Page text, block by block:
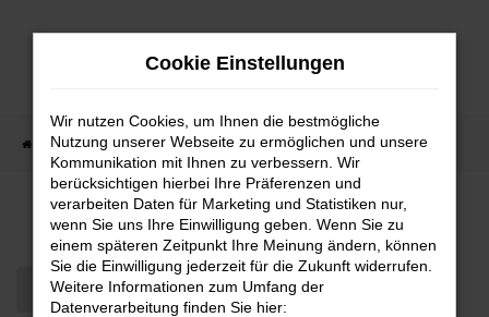
Zum
Startseite Fahrzeugangebote Fahrzeugsuche
Automobile zu Bestpreisen
Cookie Einstellungen
Wir nutzen Cookies, um Ihnen die bestmögliche
Nutzung unserer Webseite zu ermöglichen und unsere
Kommunikation mit Ihnen zu verbessern. Wir
berücksichtigen hierbei Ihre Präferenzen und
verarbeiten Daten für Marketing und Statistiken nur,
wenn Sie uns Ihre Einwilligung geben. Wenn Sie zu
einem späteren Zeitpunkt Ihre Meinung ändern, können
Sie die Einwilligung jederzeit für die Zukunft widerrufen.
Weitere Informationen zum Umfang der
Datenverarbeitung finden Sie hier: